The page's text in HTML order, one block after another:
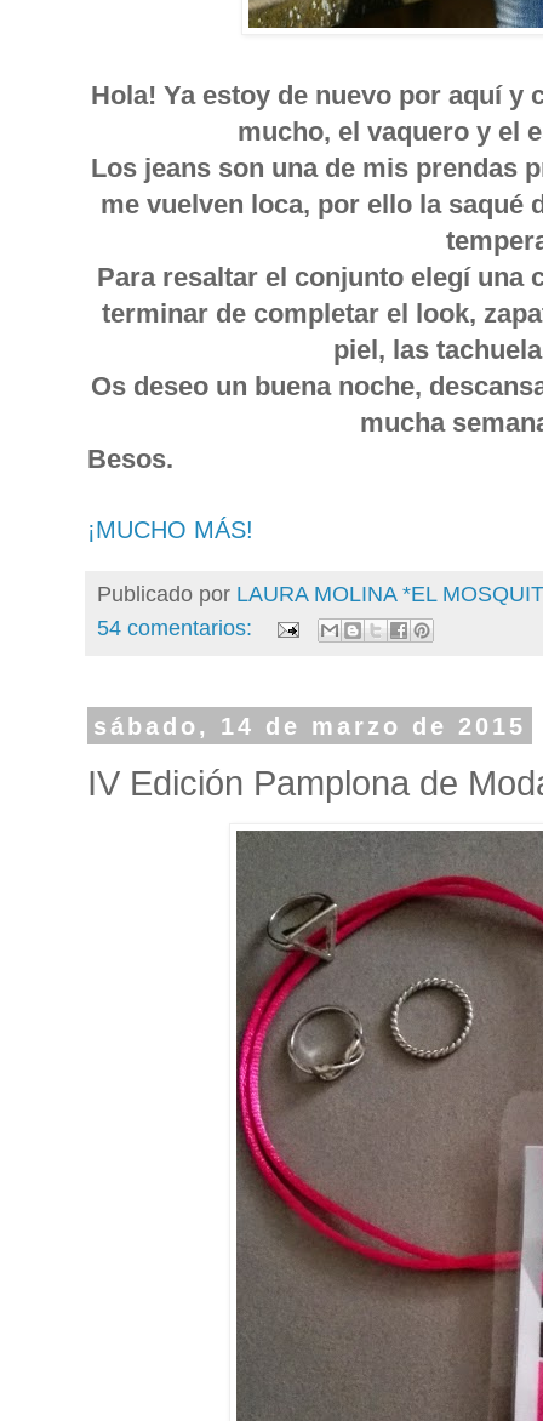
Hola! Ya estoy de nuevo por aquí y
mucho, el vaquero y el
Los jeans son una de mis prendas
me vuelven loca, por ello la saqué
Para resaltar el conjunto elegí una
terminar de completar el look,
piel, las
Os deseo un buena noche,
mucha
Besos.
¡MUCHO MÁS!
Publicado por LAURA MOLINA *EL
54 comentarios:
sábado, 14 de marzo de 2015
IV Edición Pamplona de